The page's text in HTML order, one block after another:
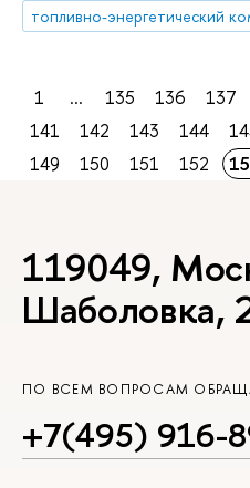
топливно-энергетический
1 ... 135 136 137
141
142 143 144
149
150 151 152
119049,
Шаболовка,
ПО ВСЕМ ВОПРОСАМ
+7(495) 916-